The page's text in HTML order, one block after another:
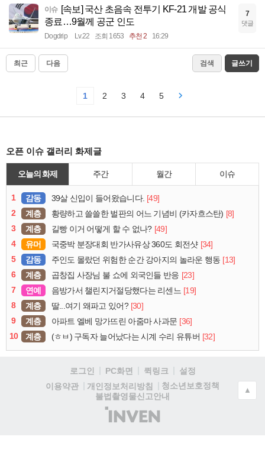
이슈 [속보] 국산 초음속 전투기 KF-21 개발 공식
종료…9월께 공군 인도
Dogdrip Lv.22 조회 1653 추천 2 16:29
7
댓글
최근 다음 검색 글쓰기
1 2 3 4 5
오픈 이슈 갤러리 화제글
오늘의 화제 주간 월간 이슈
1 감동 39살 신입이 들어왔습니다. [49]
2
계층 황량하고 쓸쓸한 벌판의 어느 기념비 (카자흐스탄) [8]
3
계층 길빵 이거 어떻게 할 수 없나? [49]
4
유머 국중박 분장대회 반가사유상 360도 회전샷 [34]
5
감동 주인도 몰랐던 위험한 순간 강아지의 놀라운 행동 [13]
6
계층 곱창집 사장님 불 쇼에 외국인들 반응 [23]
7
연예 음방가서 챌린지거절당했다는 리센느 [19]
8
계층 딸...여기 왜파고 있어? [30]
9
계층 아파트 엘베 망가뜨린 아줌마 사과문 [36]
10
계층 (ㅎㅂ) 구독자 늘어났다는 시계 수리 유튜버 [32]
로그인 PC화면 퀵링크
설정
이용약관
개인정보처리방침
청소년보호정책
불법촬영물신고안내
(주)
인
▲